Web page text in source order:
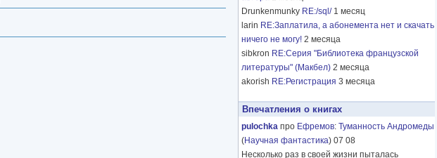
Drunkenmunky RE:/sql/ 1 месяц
larin RE:Заплатила, а абонемента нет и скачать
ничего не могу! 2 месяца
sibkron RE:Серия "Библиотека французской
литературы" (Макбел) 2 месяца
akorish RE:Регистрация 3 месяца
Впечатления о книгах
pulochka про Ефремов: Туманность Андромеды
(Научная фантастика) 07 08
Несколько раз в своей жизни пыталась